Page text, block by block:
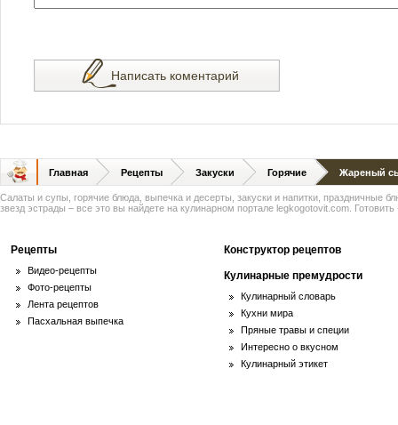
Написать коментарий
Главная Рецепты Закуски Горячие Жареный
Салаты и супы, горячие блюда, выпечка и десерты, закуски и напитки, праздничные
звезд эстрады – все это вы найдете на кулинарном портале legkogotovit.com. Готовить
Рецепты
Видео-рецепты
Фото-рецепты
Лента рецептов
Пасхальная выпечка
Конструктор рецептов
Кулинарные премудрости
Кулинарный словарь
Кухни мира
Пряные травы и специи
Интересно о вкусном
Кулинарный этикет